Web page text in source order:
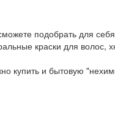
подобрать для
краски для волос,
купить и бытовую